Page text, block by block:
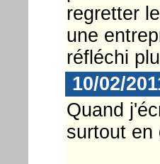
regretter
une
réfléchi
10/02/
Quand
surtout en